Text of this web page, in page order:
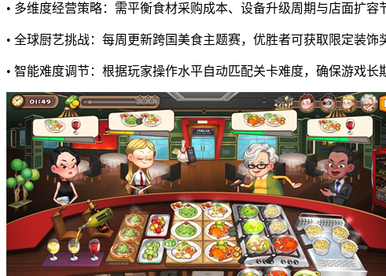
• 多维度经营策略：需平衡食材采购成本、设备升级周期与店面扩容
• 全球厨艺挑战：每周更新跨国美食主题赛，优胜者可获取限定装饰
• 智能难度调节：根据玩家操作水平自动匹配关卡难度，确保游戏长